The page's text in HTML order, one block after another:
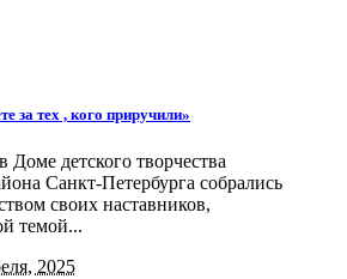
за тех , кого приручили»
Доме детского творчества
Санкт-Петербурга собрались
своих наставников,
темой...
2025